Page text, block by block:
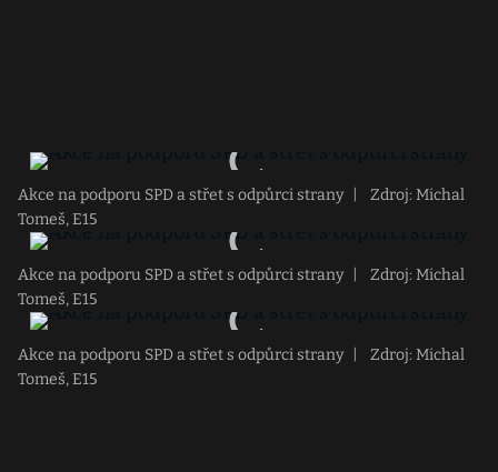
Akce na podporu SPD a střet s odpůrci strany
Zdroj: Michal
Tomeš, E15
Akce na podporu SPD a střet s odpůrci strany
Zdroj: Michal
Tomeš, E15
Akce na podporu SPD a střet s odpůrci strany
Zdroj: Michal
Tomeš, E15